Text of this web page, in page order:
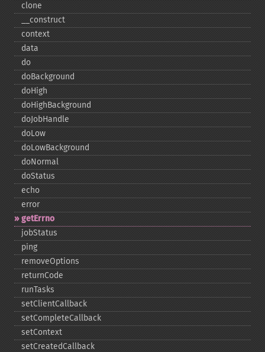
clone
_​_​construct
context
data
do
doBackground
doHigh
doHighBackground
doJobHandle
doLow
doLowBackground
doNormal
doStatus
echo
error
getErrno
jobStatus
ping
removeOptions
returnCode
runTasks
setClientCallback
setCompleteCallback
setContext
setCreatedCallback